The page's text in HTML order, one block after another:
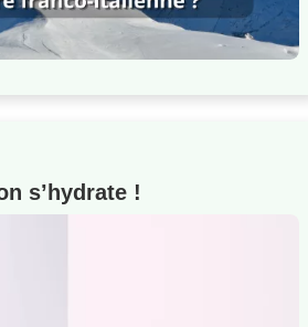
s’hydrate !